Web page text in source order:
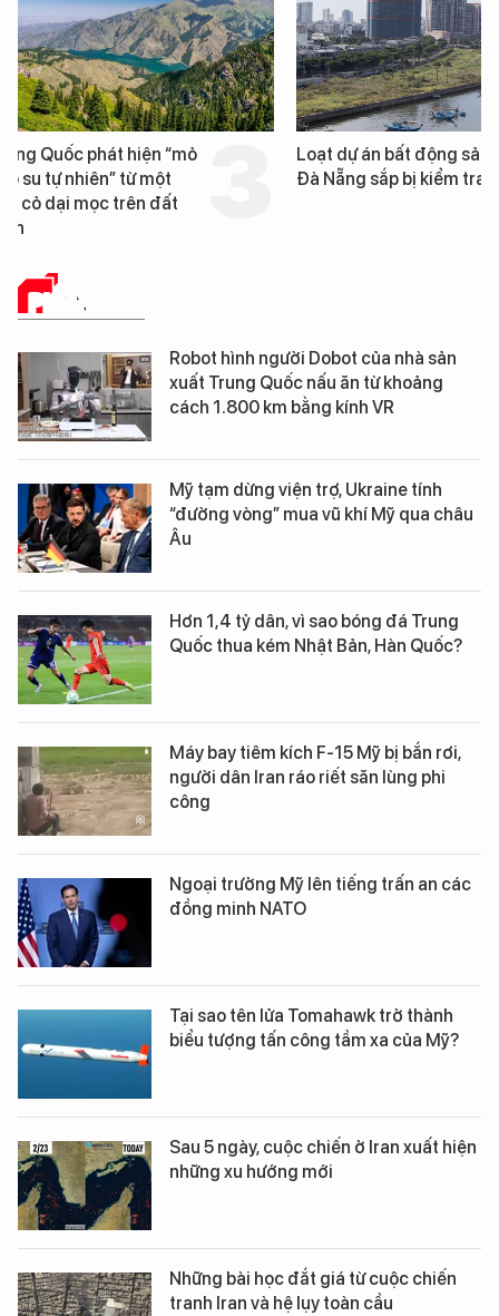
Loạt dự án bất động sản ở
Đà Nẵng sắp bị kiểm tra
Nga xây dựng hơn
km "hành lang chống
PHÂN TÍCH
Robot hình người Dobot của nhà sản
xuất Trung Quốc nấu ăn từ khoảng
cách 1.800 km bằng kính VR
Mỹ tạm dừng viện trợ, Ukraine tính
“đường vòng” mua vũ khí Mỹ qua châu
Âu
Hơn 1,4 tỷ dân, vì sao bóng đá Trung
Quốc thua kém Nhật Bản, Hàn Quốc?
Máy bay tiêm kích F-15 Mỹ bị bắn rơi,
người dân Iran ráo riết săn lùng phi
công
Ngoại trưởng Mỹ lên tiếng trấn an các
đồng minh NATO
Tại sao tên lửa Tomahawk trở thành
biểu tượng tấn công tầm xa của Mỹ?
Sau 5 ngày, cuộc chiến ở Iran xuất hiện
những xu hướng mới
Những bài học đắt giá từ cuộc chiến
tranh Iran và hệ lụy toàn cầu